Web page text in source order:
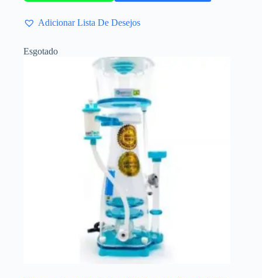
Adicionar Lista De Desejos
Esgotado